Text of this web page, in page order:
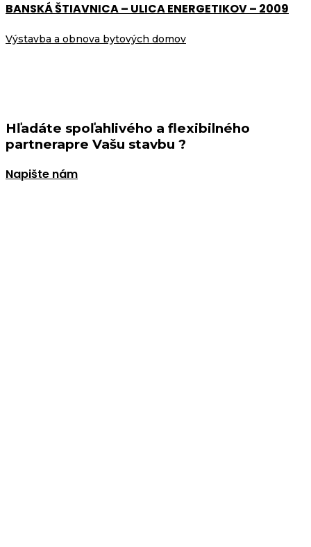
BANSKÁ ŠTIAVNICA – ULICA ENERGETIKOV – 2009
Výstavba a obnova bytových domov
Hľadáte spoľahlivého a flexibilného
partnerapre Vašu stavbu ?
Napište nám